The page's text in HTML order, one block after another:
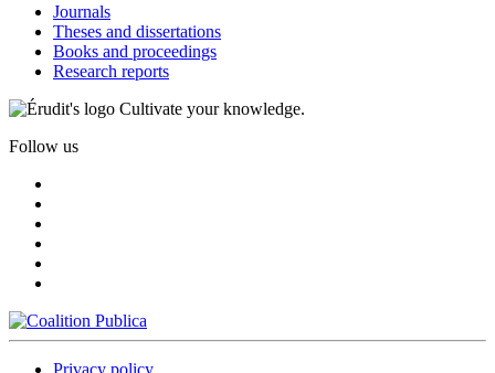
Journals
Theses and dissertations
Books and proceedings
Research reports
Cultivate your knowledge.
Follow us
Privacy policy